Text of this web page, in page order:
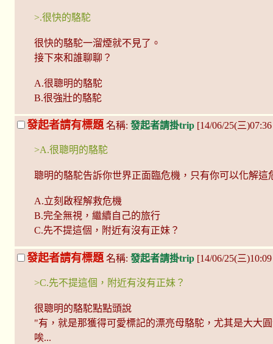
>.很快的駱駝
很快的駱駝一溜煙就不見了。
接下來和誰聊聊？
A.很聰明的駱駝
B.很強壯的駱駝
發起者請有標題名稱: 發起者請掛trip [14/06/25(三
>A.很聰明的駱駝
聰明的駱駝告訴你世界正面臨危機，只有你可以化解
A.立刻啟程解救危機
B.完全無視，繼續自己的旅行
C.先不提這個，附近有沒有正妹？
發起者請有標題 名稱: 發起者請掛trip [14/06/25(三
>C.先不提這個，附近有沒有正妹？
很聰明的駱駝點點頭說
"有，就是那獲得可愛標記的漂亮母駱駝，尤其是大大
唉...